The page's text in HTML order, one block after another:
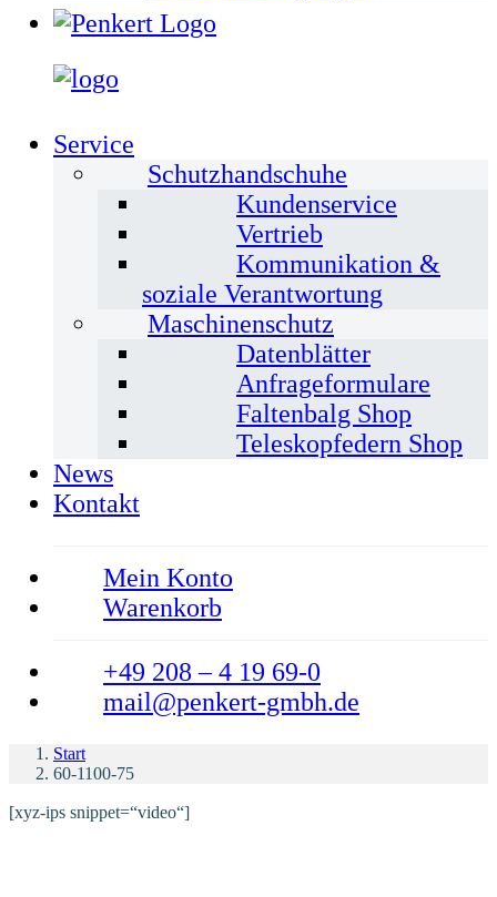
Service
Schutzhandschuhe
Kundenservice
Vertrieb
Kommunikation &
soziale Verantwortung
Maschinenschutz
Datenblätter
Anfrageformulare
Faltenbalg Shop
Teleskopfedern Shop
News
Kontakt
Mein Konto
Warenkorb
+49 208 – 4 19 69-0
mail@penkert-gmbh.de
Start
60-1100-75
[xyz-ips snippet=“video“]